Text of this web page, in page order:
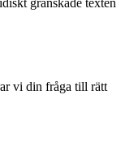
vi din fråga till rätt